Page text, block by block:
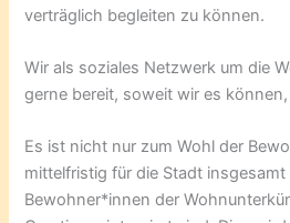
verträglich begleiten zu können.
Wir als soziales Netzwerk um die
gerne bereit, soweit wir es
Es ist nicht nur zum Wohl der
mittelfristig für die Stadt
Bewohner*innen der